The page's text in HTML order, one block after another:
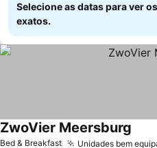
Selecione as datas para ver
exatos.
Bed & Breakfast Unidades bem
ZwoVier Meersburg